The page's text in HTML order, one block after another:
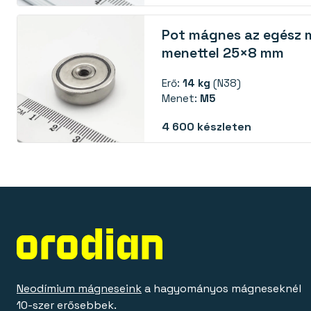
Pot mágnes az egész
menettel 25×8 mm
Erő: 14 kg (N38)
Menet: M5
4 600 készleten
Neodímium mágneseinka hagyományos mágneseknél
10-szer erősebbek.